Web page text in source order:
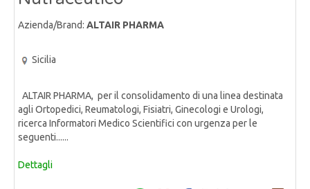
Azienda/Brand: ALTAIR PHARMA
Sicilia
ALTAIR PHARMA, per il consolidamento di una linea destinata
agli Ortopedici, Reumatologi, Fisiatri, Ginecologi e Urologi,
ricerca Informatori Medico Scientifici con urgenza per le
seguenti......
Dettagli